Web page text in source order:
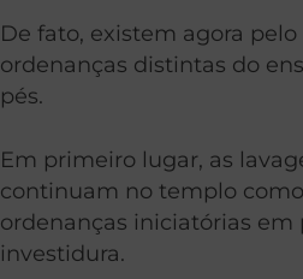
De fato, existem agora
ordenanças distintas do
pés.
Em primeiro lugar, as
continuam no templo
ordenanças iniciatórias em
investidura.